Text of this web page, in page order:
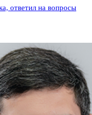
ответил на вопросы